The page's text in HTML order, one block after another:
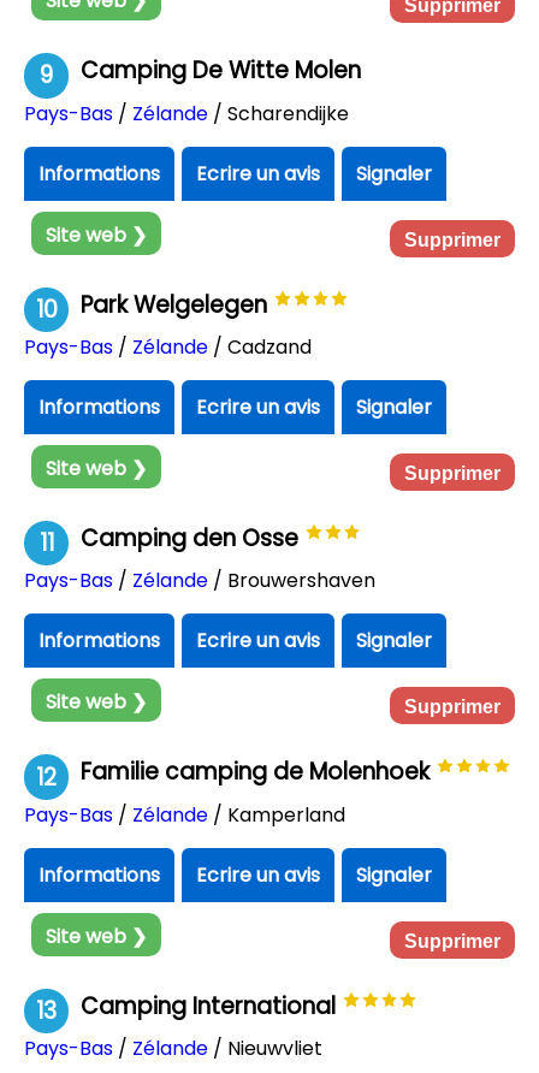
Supprimer
9 Camping De Witte Molen
Pays-Bas / Zélande / Scharendijke
Informations Ecrire un avis Signaler
Site web ❯ Supprimer
10 Park Welgelegen
Pays-Bas / Zélande / Cadzand
Informations Ecrire un avis Signaler
Site web ❯ Supprimer
11 Camping den Osse
Pays-Bas / Zélande / Brouwershaven
Informations Ecrire un avis Signaler
Site web ❯ Supprimer
12 Familie camping de Molenhoek
Pays-Bas / Zélande / Kamperland
Informations Ecrire un avis Signaler
Site web ❯ Supprimer
13 Camping International
Pays-Bas / Zélande / Nieuwvliet